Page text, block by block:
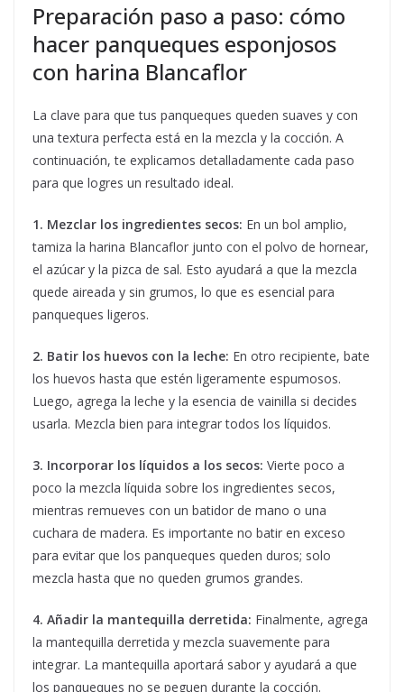
Preparación paso a paso: cómo
hacer panqueques esponjosos
con harina Blancaflor
La clave para que tus panqueques queden suaves y con
una textura perfecta está en la mezcla y la cocción. A
continuación, te explicamos detalladamente cada paso
para que logres un resultado ideal.
1. Mezclar los ingredientes secos: En un bol amplio,
tamiza la harina Blancaflor junto con el polvo de hornear,
el azúcar y la pizca de sal. Esto ayudará a que la mezcla
quede aireada y sin grumos, lo que es esencial para
panqueques ligeros.
2. Batir los huevos con la leche: En otro recipiente, bate
los huevos hasta que estén ligeramente espumosos.
Luego, agrega la leche y la esencia de vainilla si decides
usarla. Mezcla bien para integrar todos los líquidos.
3. Incorporar los líquidos a los secos: Vierte poco a
poco la mezcla líquida sobre los ingredientes secos,
mientras remueves con un batidor de mano o una
cuchara de madera. Es importante no batir en exceso
para evitar que los panqueques queden duros; solo
mezcla hasta que no queden grumos grandes.
4. Añadir la mantequilla derretida: Finalmente, agrega
la mantequilla derretida y mezcla suavemente para
integrar. La mantequilla aportará sabor y ayudará a que
los panqueques no se peguen durante la cocción.